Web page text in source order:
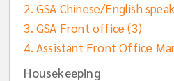
GSA Chinese/English
GSA Front office(3)
Assistant Front Office
Housekeeping